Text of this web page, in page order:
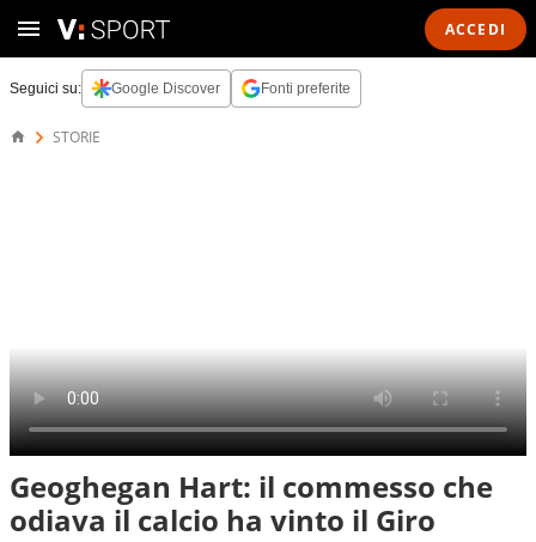
ACCEDI
Seguici su: Google Discover Fonti preferite
STORIE
Geoghegan Hart: il commesso che
odiava il calcio ha vinto il Giro